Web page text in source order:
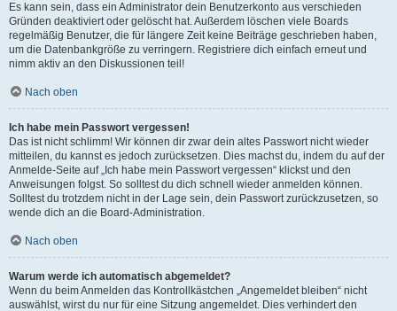
Es kann sein, dass ein Administrator dein Benutzerkonto aus verschieden
Gründen deaktiviert oder gelöscht hat. Außerdem löschen viele Boards
regelmäßig Benutzer, die für längere Zeit keine Beiträge geschrieben haben,
um die Datenbankgröße zu verringern. Registriere dich einfach erneut und
nimm aktiv an den Diskussionen teil!
Nach oben
Ich habe mein Passwort vergessen!
Das ist nicht schlimm! Wir können dir zwar dein altes Passwort nicht wieder
mitteilen, du kannst es jedoch zurücksetzen. Dies machst du, indem du auf der
Anmelde-Seite auf „Ich habe mein Passwort vergessen“ klickst und den
Anweisungen folgst. So solltest du dich schnell wieder anmelden können.
Solltest du trotzdem nicht in der Lage sein, dein Passwort zurückzusetzen, so
wende dich an die Board-Administration.
Nach oben
Warum werde ich automatisch abgemeldet?
Wenn du beim Anmelden das Kontrollkästchen „Angemeldet bleiben“ nicht
auswählst, wirst du nur für eine Sitzung angemeldet. Dies verhindert den